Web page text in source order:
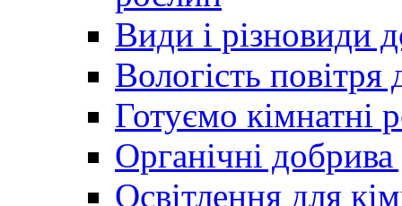
Види і різновиди
Вологість
Готуємо кімнатні
Органічні
Освітлення для